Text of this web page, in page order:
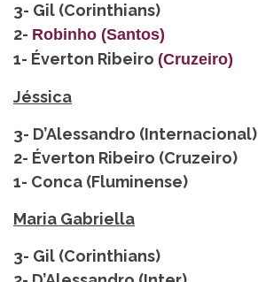
3- Gil (Corinthians)
2- Robinho (Santos)
1- Éverton Ribeiro (Cruzeiro)
Jéssica
3- D’Alessandro (Internacional)
2- Éverton Ribeiro (Cruzeiro)
1- Conca (Fluminense)
Maria Gabriella
3- Gil (Corinthians)